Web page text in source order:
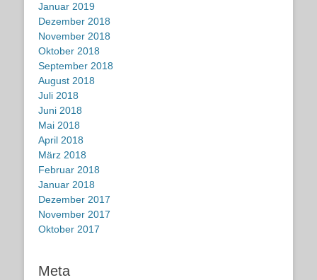
Januar 2019
Dezember 2018
November 2018
Oktober 2018
September 2018
August 2018
Juli 2018
Juni 2018
Mai 2018
April 2018
März 2018
Februar 2018
Januar 2018
Dezember 2017
November 2017
Oktober 2017
Meta